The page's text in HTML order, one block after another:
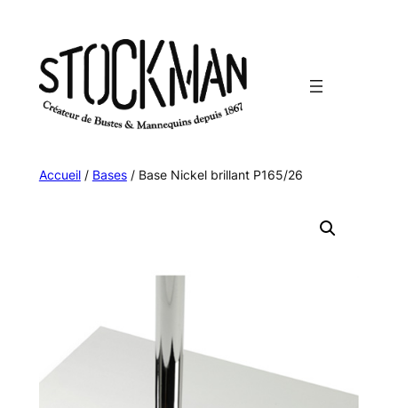
contenu
Accueil/ Bases/ Base Nickel brillant P165/26